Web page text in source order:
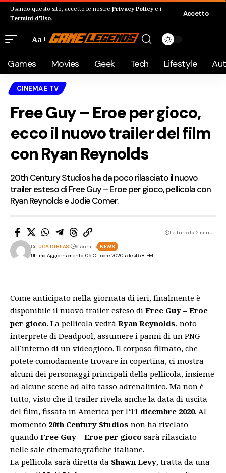
Usando questo sito, accetto le nostre Privacy Policye i
Termini d'Uso.
Accetto
Aa
Games Movies Geek Tech Lifestyle
CINEMA E TV
Free Guy – Eroe per gioco,
ecco il nuovo trailer del film
con Ryan Reynolds
20th Century Studios ha da poco rilasciato il nuovo
trailer esteso di Free Guy – Eroe per gioco, pellicola con
Ryan Reynolds e Jodie Comer.
Ultimo Aggiornamento: 05 Ottobre 2020 alle 4:58 PM
DiLUCA DI BLASI 6 anni fa NEWS
Lettura da 2 minuti
Come anticipato nella giornata di ieri, finalmente è
disponibile il nuovo trailer esteso di Free Guy – Eroe
per gioco. La pellicola vedrà Ryan Reynolds, noto
interprete di Deadpool, assumere i panni di un PNG
all’interno di un videogioco. Il corposo filmato, che
potete comodamente trovare in copertina, ci mostra
alcuni dei personaggi principali della pellicola, insieme
ad alcune scene ad alto tasso adrenalinico. Ma non è
tutto, visto che il trailer rivela anche la data di uscita
del film, fissata in America per l’11 dicembre 2020. Al
momento 20th Century Studios non ha rivelato
quando Free Guy – Eroe per gioco sarà rilasciato
nelle sale cinematografiche italiane.
La pellicola sarà diretta da Shawn Levy, tratta da una